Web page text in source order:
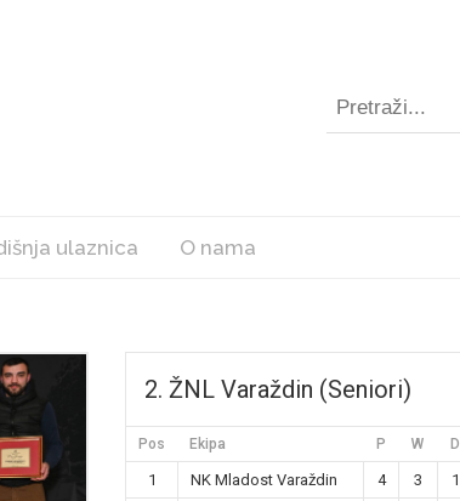
Search
for:
ulaznica O nama
2. ŽNL Varaždin (Seniori)
Pos Ekipa P W D
1 NK Mladost Varaždin 4 3 1